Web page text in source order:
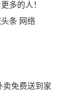
多的人！
条 网络
卖免费送到家